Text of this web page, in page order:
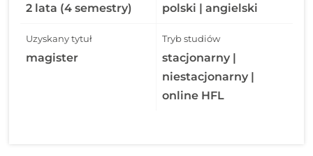
2 lata (4 semestry) polski | angielski
Uzyskany tytuł
magister
Tryb studiów
stacjonarny |
niestacjonarny |
online HFL